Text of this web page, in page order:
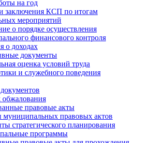
на год
заключения КСП по итогам
мероприятий
о порядке осуществления
финансового контроля
о доходах
документы
оценка условий труда
и служебного поведения
обжалования
правовые акты
муниципальных правовых актов
стратегического планирования
программы